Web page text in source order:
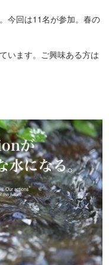
今回は11名が参加。春の
います。ご興味ある方は